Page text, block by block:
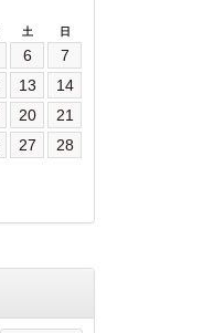
土 日
6
7
13
14
20
21
27
28